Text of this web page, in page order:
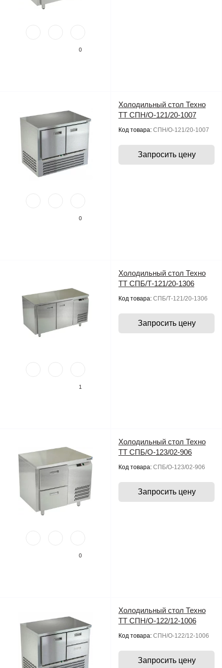
0
0
Холодильный стол Техно
ТТ СПН/О-121/20-1007
Код товара: СПН/О-121/20-1007
Запросить цену
1
Холодильный стол Техно
ТТ СПБ/Т-121/20-1306
Код товара: СПБ/Т-121/20-1306
Запросить цену
0
Холодильный стол Техно
ТТ СПБ/О-123/02-906
Код товара: СПБ/О-123/02-906
Запросить цену
Холодильный стол Техно
ТТ СПН/О-122/12-1006
Код товара: СПН/О-122/12-1006
Запросить цену